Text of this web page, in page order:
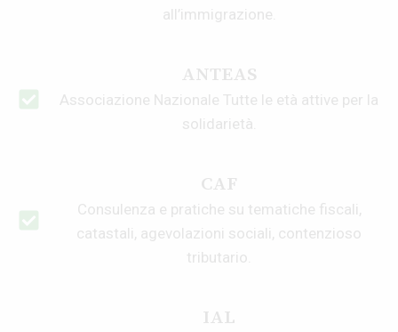
all’immigrazione.
ANTEAS
Associazione Nazionale Tutte le età attive per la
solidarietà.
CAF
Consulenza e pratiche su tematiche fiscali,
catastali, agevolazioni sociali, contenzioso
tributario.
IAL